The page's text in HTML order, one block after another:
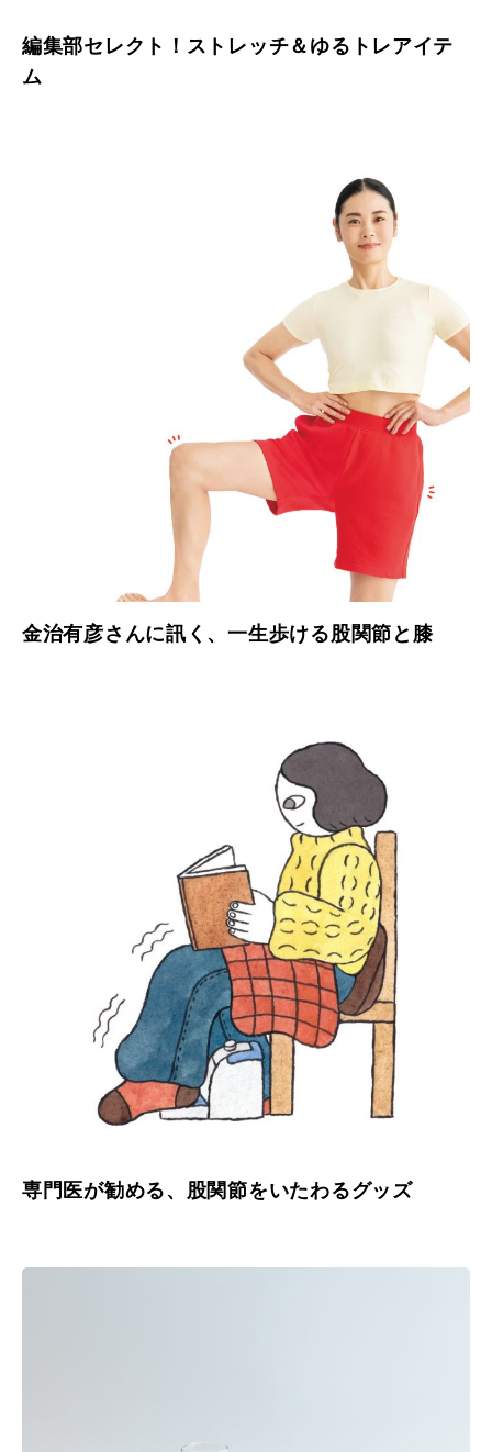
編集部セレクト！ストレッチ＆ゆるトレアイテ
ム
金治有彦さんに訊く、一生歩ける股関節と膝
専門医が勧める、股関節をいたわるグッズ